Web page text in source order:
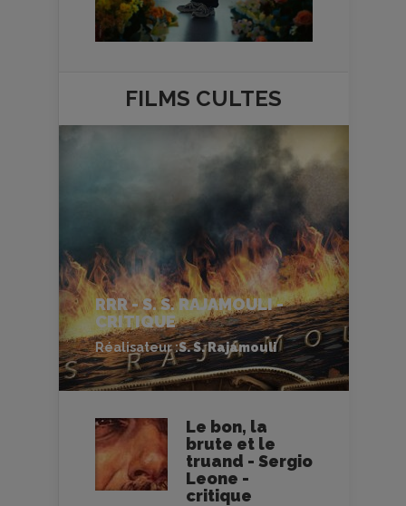
FILMS CULTES
RRR - S. S. RAJAMOULI -
CRITIQUE
Réalisateur :S. S. Rajamouli
Le bon, la
brute et le
truand - Sergio
Leone -
critique